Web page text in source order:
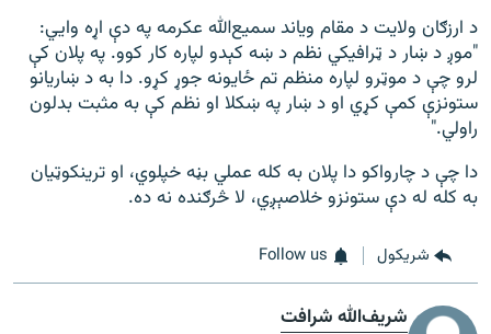
د ارزګان ولایت د مقام ویاند سمیع‌الله عکرمه په دې اړه وايي:
"موږ د ښار د ټرافیکي نظم د ښه کېدو لپاره کار کوو. په پلان کې
لرو چې د موټرو لپاره منظم تم ځایونه جوړ کړو. دا به د ښاریانو
ستونزې کمې کړي او د ښار په ښکلا او نظم کې به مثبت بدلون
راولي."
دا چې د چارواکو دا پلان به کله عملي بڼه خپلوي، او ترينکوټيان
به کله له دې ستونزو خلاصېږي، لا څرګنده نه ده.
شريکول Follow us
شریف‌الله شرافت